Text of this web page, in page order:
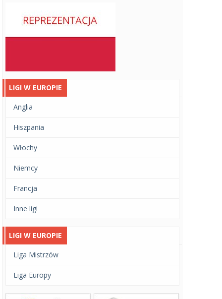
LIGI W EUROPIE
Anglia
Hiszpania
Włochy
Niemcy
Francja
Inne ligi
LIGI W EUROPIE
Liga Mistrzów
Liga Europy